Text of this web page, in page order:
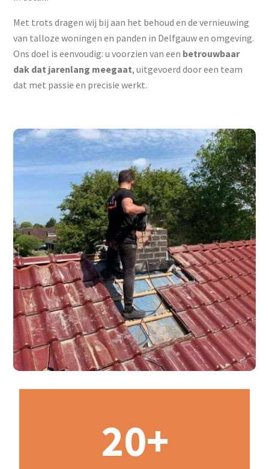
Met trots dragen wij bij aan het behoud en de vernieuwing
van talloze woningen en panden in Delfgauw en omgeving.
Ons doel is eenvoudig: u voorzien van een betrouwbaar
dak dat jarenlang meegaat, uitgevoerd door een team
dat met passie en precisie werkt.
20+